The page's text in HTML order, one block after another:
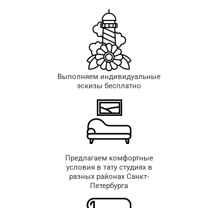
Выполняем индивидуальные
эскизы бесплатно
Предлагаем комфортные
условия в тату студиях в
разных районах Санкт-
Петербурга